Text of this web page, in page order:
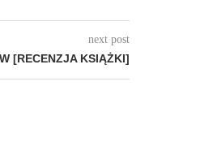
next post
[RECENZJA KSIĄŻKI]